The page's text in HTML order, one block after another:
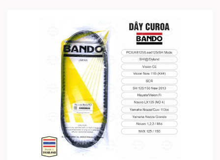
Cho vào giỏ hàng